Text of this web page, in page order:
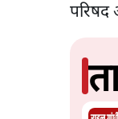
परिषद